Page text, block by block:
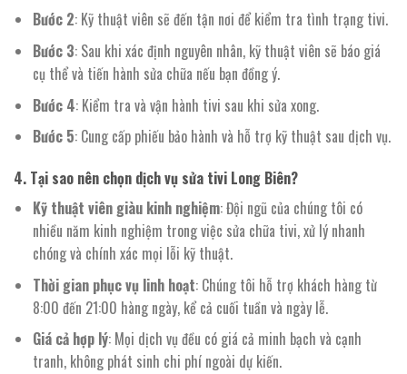
Bước 2: Kỹ thuật viên sẽ đến tận nơi để kiểm tra tình trạng tivi.
Bước 3: Sau khi xác định nguyên nhân, kỹ thuật viên sẽ báo giá
cụ thể và tiến hành sửa chữa nếu bạn đồng ý.
Bước 4: Kiểm tra và vận hành tivi sau khi sửa xong.
Bước 5: Cung cấp phiếu bảo hành và hỗ trợ kỹ thuật sau dịch vụ.
4. Tại sao nên chọn dịch vụ sửa tivi Long Biên?
Kỹ thuật viên giàu kinh nghiệm: Đội ngũ của chúng tôi có
nhiều năm kinh nghiệm trong việc sửa chữa tivi, xử lý nhanh
chóng và chính xác mọi lỗi kỹ thuật.
Thời gian phục vụ linh hoạt: Chúng tôi hỗ trợ khách hàng từ
8:00 đến 21:00 hàng ngày, kể cả cuối tuần và ngày lễ.
Giá cả hợp lý: Mọi dịch vụ đều có giá cả minh bạch và cạnh
tranh, không phát sinh chi phí ngoài dự kiến.